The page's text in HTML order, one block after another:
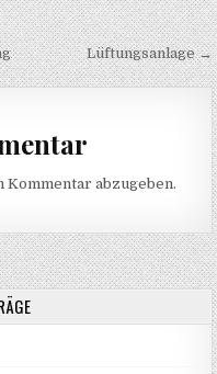
Lüftungsanlage →
Kommentar abzugeben.